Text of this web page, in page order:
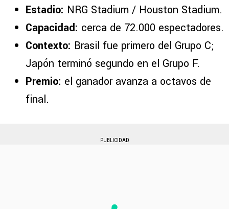
Estadio: NRG Stadium / Houston Stadium.
Capacidad: cerca de 72.000 espectadores.
Contexto: Brasil fue primero del Grupo C;
Japón terminó segundo en el Grupo F.
Premio: el ganador avanza a octavos de
final.
PUBLICIDAD